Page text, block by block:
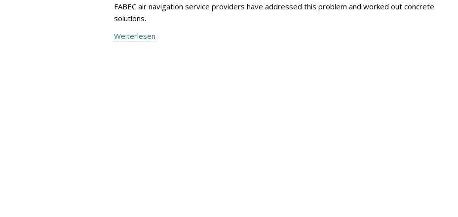
FABEC air navigation service providers have addressed this problem and worked out concrete
solutions.
Weiterlesen